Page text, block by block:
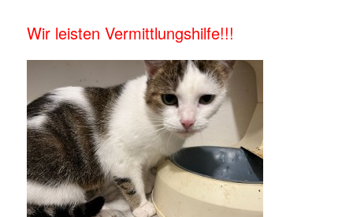
Wir leisten Vermittlungshilfe!!!